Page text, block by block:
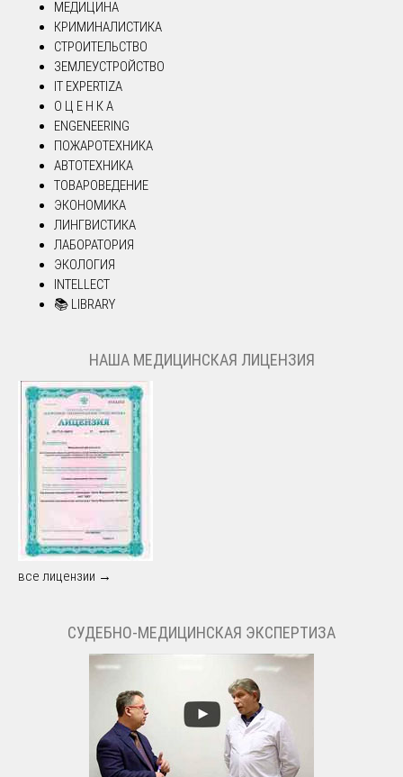
МЕДИЦИНА
КРИМИНАЛИСТИКА
СТРОИТЕЛЬСТВО
ЗЕМЛЕУСТРОЙСТВО
IT EXPERTIZA
О Ц Е Н К А
ENGENEERING
ПОЖАРОТЕХНИКА
АВТОТЕХНИКА
ТОВАРОВЕДЕНИЕ
ЭКОНОМИКА
ЛИНГВИСТИКА
ЛАБОРАТОРИЯ
ЭКОЛОГИЯ
INTELLECT
📚 LIBRARY
НАША МЕДИЦИНСКАЯ ЛИЦЕНЗИЯ
все лицензии →
СУДЕБНО-МЕДИЦИНСКАЯ ЭКСПЕРТИЗА